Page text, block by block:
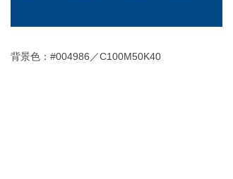
背景色：#004986／C100M50K40